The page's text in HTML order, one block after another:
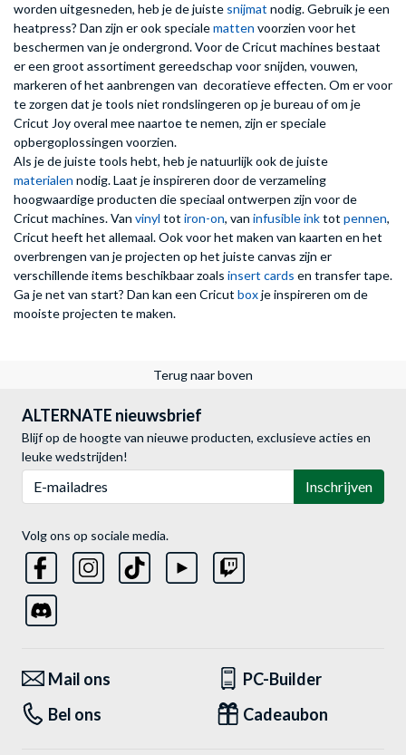
worden uitgesneden, heb je de juiste snijmat nodig. Gebruik je een
heatpress? Dan zijn er ook specialematten voorzien voor het
beschermen van je ondergrond. Voor de Cricut machines bestaat
er een groot assortiment gereedschap voor snijden, vouwen,
markeren of het aanbrengen van decoratieve effecten. Om er voor
te zorgen dat je tools niet rondslingeren op je bureau of om je
Cricut Joy overal mee naartoe te nemen, zijn er speciale
opbergoplossingen voorzien.
Als je de juiste tools hebt, heb je natuurlijk ook de juiste
materialen nodig. Laat je inspireren door de verzameling
hoogwaardige producten die speciaal ontwerpen zijn voor de
Cricut machines. Van vinyl tot iron-on, van infusible inktot pennen,
Cricut heeft het allemaal. Ook voor het maken van kaarten en het
overbrengen van je projecten op het juiste canvas zijn er
verschillende items beschikbaar zoals insert cards en transfer tape.
Ga je net van start? Dan kan een Cricut boxje inspireren om de
mooiste projecten te maken.
Terug naar boven
ALTERNATE nieuwsbrief
Blijf op de hoogte van nieuwe producten, exclusieve acties en
leuke wedstrijden!
Inschrijven
Volg ons op sociale media.
Mail ons
PC-Builder
Bel ons
Cadeaubon